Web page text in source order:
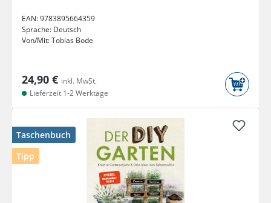
EAN:9783895664359
Sprache: Deutsch
Von/Mit:Tobias Bode
24,90 € inkl. MwSt.
Lieferzeit 1-2 Werktage
Taschenbuch
Tipp